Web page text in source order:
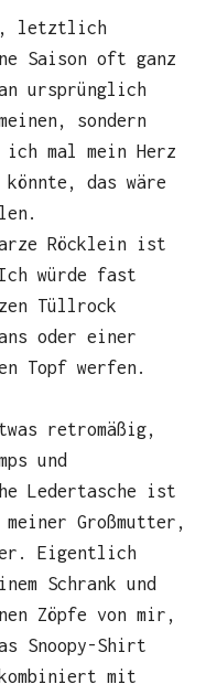
letztlich
Saison oft ganz
ursprünglich
sondern
mal mein Herz
das wäre
Röcklein ist
würde fast
Tüllrock
oder einer
Topf werfen.
retromäßig,
und
Ledertasche ist
meiner Großmutter,
Eigentlich
Schrank und
Zöpfe von mir,
Snoopy-Shirt
mit